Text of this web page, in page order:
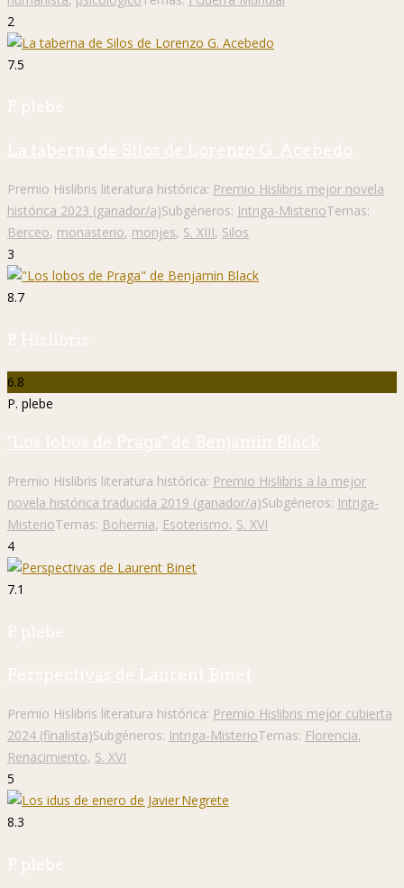
2
7.5
P. plebe
La taberna de Silos de Lorenzo G. Acebedo
Premio Hislibris literatura histórica: Premio Hislibris mejor novela
histórica 2023 (ganador/a)Subgéneros: Intriga-MisterioTemas:
Berceo, monasterio, monjes, S. XIII, Silos
3
8.7
P. Hislibris
6.8
P. plebe
"Los lobos de Praga" de Benjamin Black
Premio Hislibris literatura histórica: Premio Hislibris a la mejor
novela histórica traducida 2019 (ganador/a)Subgéneros: Intriga-
MisterioTemas: Bohemia, Esoterismo, S. XVI
4
7.1
P. plebe
Perspectivas de Laurent Binet
Premio Hislibris literatura histórica: Premio Hislibris mejor cubierta
2024 (finalista)Subgéneros: Intriga-MisterioTemas: Florencia,
Renacimiento, S. XVI
5
8.3
P. plebe